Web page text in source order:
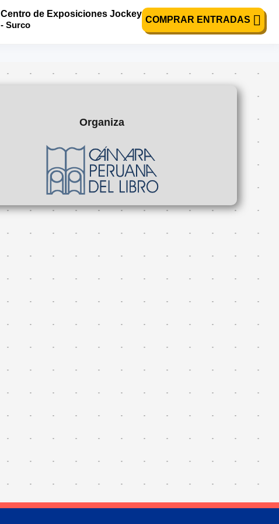
Centro de Exposiciones Jockey
- Surco
COMPRAR ENTRADAS
Organiza